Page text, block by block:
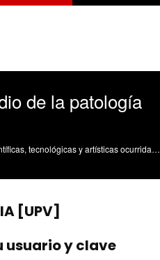
de la patología
Divulgación de las actividades científicas, tecnológicas y artísticas ocurridas en los tres campus de la UPV